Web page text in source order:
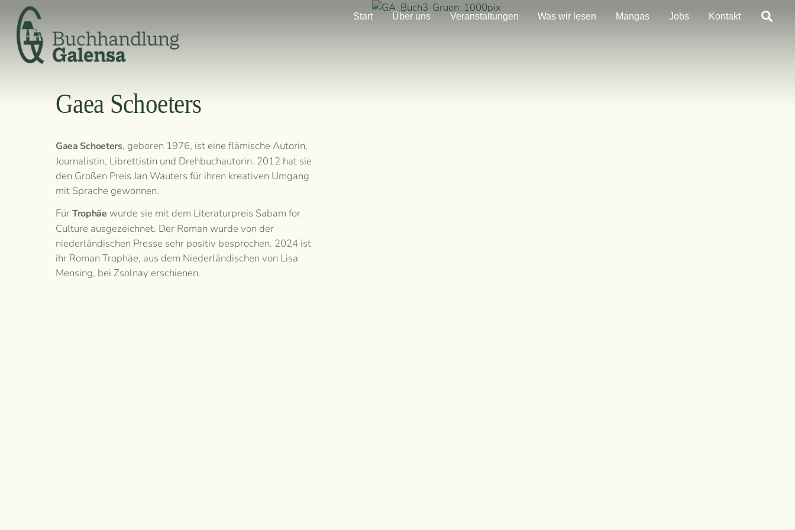
content
Start Über uns Veranstaltungen Was wir lesen Mangas Jobs Kontakt
Gaea Schoeters
Gaea Schoeters, geboren 1976, ist eine flämische Autorin,
Journalistin, Librettistin und Drehbuchautorin. 2012 hat sie
den Großen Preis Jan Wauters für ihren kreativen Umgang
mit Sprache gewonnen.
FürTrophäe wurde sie mit dem Literaturpreis Sabam for
Culture ausgezeichnet. Der Roman wurde von der
niederländischen Presse sehr positiv besprochen. 2024 ist
ihr Roman Trophäe, aus dem Niederländischen von Lisa
Mensing, bei Zsolnay erschienen.